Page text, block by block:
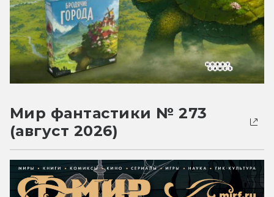
Мир фантастики № 273
(август 2026)